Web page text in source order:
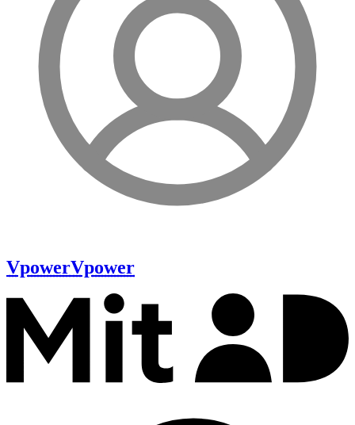
VpowerVpower